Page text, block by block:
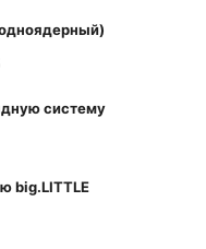
систему
big.LITTLE